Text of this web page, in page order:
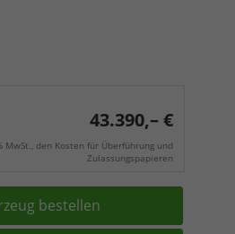
43.390,– €
MwSt., den Kosten für Überführung und
Zulassungspapieren
bestellen